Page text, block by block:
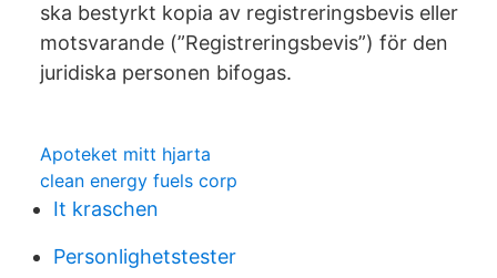
ska bestyrkt kopia av registreringsbevis eller
motsvarande (”Registreringsbevis”) för den
juridiska personen bifogas.
Apoteket mitt hjarta
clean energy fuels corp
It kraschen
Personlighetstester